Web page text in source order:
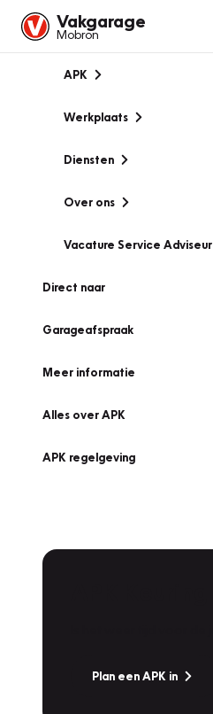
Vakgarage
Mobron
APK
Werkplaats
Diensten
Over ons
Vacature Service Adviseur
Direct naar
Garageafspraak
Meer informatie
Alles over APK
APK regelgeving
Plan een APK in